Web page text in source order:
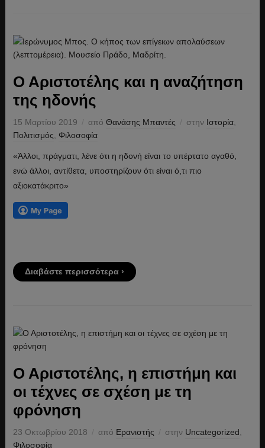
Ο Αριστοτέλης και η αναζήτηση
της ηδονής
15 Μαρτίου 2019 από Θανάσης Μπαντές στην Ιστορία,
Πολιτισμός
Φιλοσοφία
«Άλλοι, πράγματι, λένε ότι η ηδονή είναι το υπέρτατο αγαθό,
ενώ άλλοι, αντίθετα, υποστηρίζουν ότι είναι ό,τι πιο
αξιοκατάκριτο»
Διαβάστε περισσότερα ›
Ο Αριστοτέλης, η επιστήμη και
οι τέχνες σε σχέση με τη
φρόνηση
23 Οκτωβρίου 2018 από Ερανιστής στην Uncategorized
Φιλοσοφία